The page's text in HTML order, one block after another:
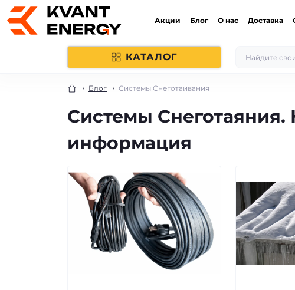
Акции Блог О нас Доставка
КАТАЛОГ
Блог Системы Снеготаивания
Системы
информация